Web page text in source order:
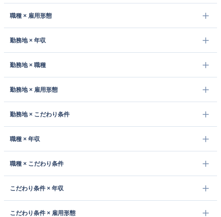
職種 × 雇用形態
勤務地 × 年収
勤務地 × 職種
勤務地 × 雇用形態
勤務地 × こだわり条件
職種 × 年収
職種 × こだわり条件
こだわり条件 × 年収
こだわり条件 × 雇用形態